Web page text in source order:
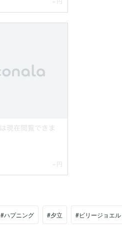
#ハプニング #夕立 #ビリージョエル